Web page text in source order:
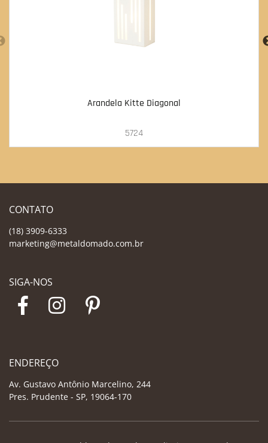
Arandela Kitte Diagonal
5724
CONTATO
(18) 3909-6333
marketing@metaldomado.com.br
SIGA-NOS
ENDEREÇO
Av. Gustavo Antônio Marcelino, 244
Pres. Prudente - SP, 19064-170